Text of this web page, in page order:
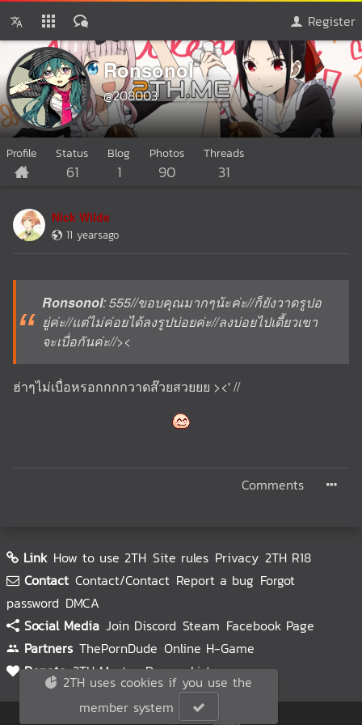
Register
Ronsonol
@208003
Profile Status
61
Blog
1
Photos
90
Threads
31
Nick Wilde
11 yearsago
Ronsonol: 555//ขอบคุณมากๆน้ะค่ะ//ก็ยังวาดรูปอ
ยู่ค่ะ//แต่ไม่ค่อยได้ลงรูปบ่อยค่ะ//ลงบ่อยไปเดี้ยวเขา
จะเบื่อกันค่ะ//><
ฮ่าๆไม่เบื่อหรอกกกกวาดส๊วยสวยยย ><' //
Comments
Link How to use 2TH Site rules Privacy 2TH R18
Contact Contact/Contact Report a bug Forgot
password DMCA
Social Media Join Discord Steam Facebook Page
Partners ThePornDude Online H-Game
Donate 2TH Master Donors List
© 2TH 🥚2026
2TH uses cookies if you use the
member system